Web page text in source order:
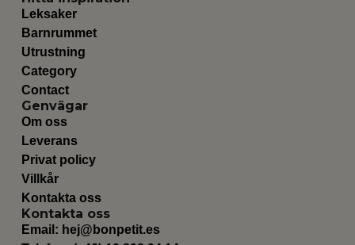
Leksaker
Barnrummet
Utrustning
Category
Contact
Genvägar
Om oss
Leverans
Privat policy
Villkår
Kontakta oss
Kontakta oss
Email: hej@bonpetit.es